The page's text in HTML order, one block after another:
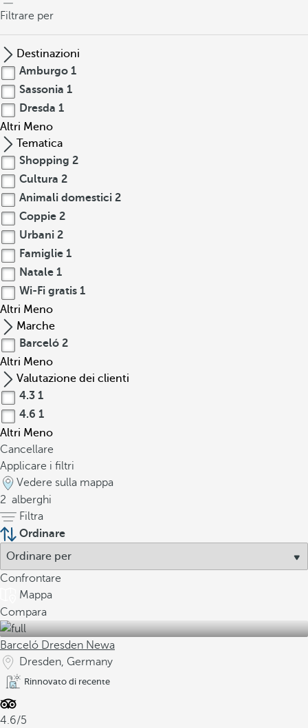
Filtrare per
Destinazioni
Amburgo 1
Sassonia 1
Dresda 1
Altri Meno
Tematica
Shopping 2
Cultura 2
Animali domestici 2
Coppie 2
Urbani 2
Famiglie 1
Natale 1
Wi-Fi gratis 1
Altri Meno
Marche
Barceló 2
Altri Meno
Valutazione dei clienti
4.3 1
4.6 1
Altri Meno
Cancellare
Applicare i filtri
Vedere sulla mappa
2 alberghi
Filtra
Ordinare
Confrontare
Mappa
Compara
Barceló Dresden Newa
Dresden, Germany
Rinnovato di recente
4.6/5